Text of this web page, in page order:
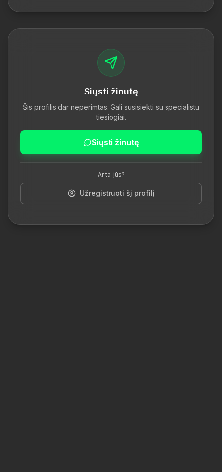
Siųsti žinutę
Šis profilis dar neperimtas. Gali susisiekti su specialistu
tiesiogiai.
Siųsti žinutę
Ar tai jūs?
Užregistruoti šį profilį